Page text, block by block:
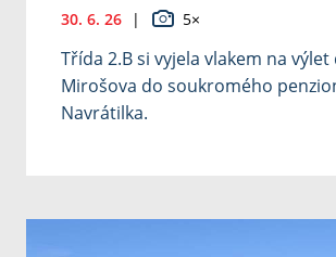
30. 6. 26 | 5×
Třída 2.B si vyjela vlakem na výlet
Mirošova do soukromého
Navrátilka.